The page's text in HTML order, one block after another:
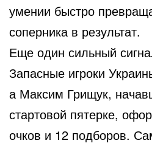
умении быстро
соперника в результат.
Еще один сильный
Запасные игроки
а Максим Грищук,
стартовой пятерке,
очков и 12 подборов.